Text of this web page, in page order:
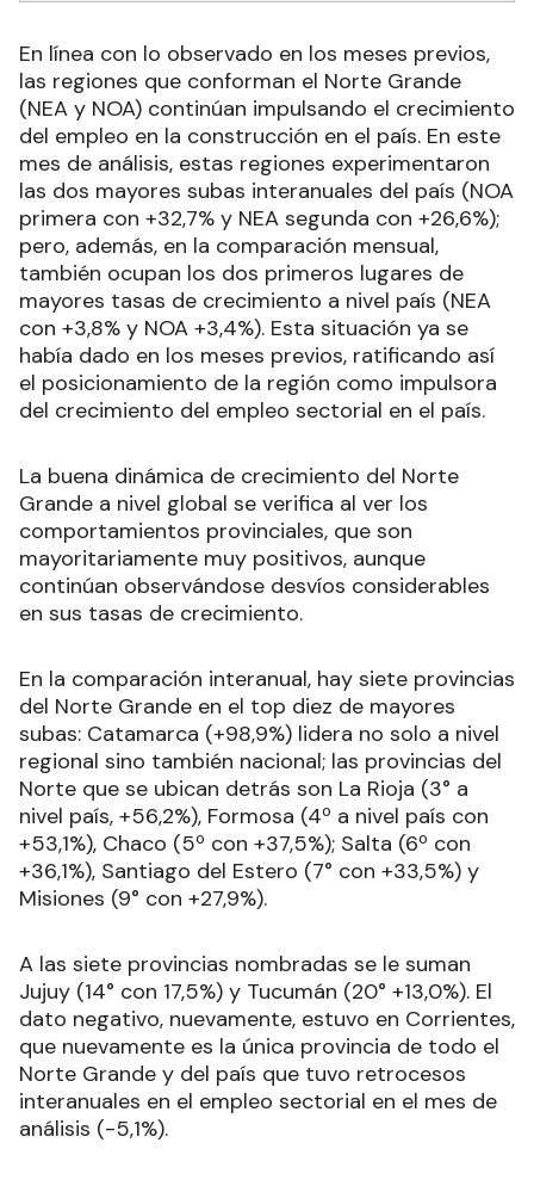
En línea con lo observado en los meses previos,
las regiones que conforman el Norte Grande
(NEA y NOA) continúan impulsando el crecimiento
del empleo en la construcción en el país. En este
mes de análisis, estas regiones experimentaron
las dos mayores subas interanuales del país (NOA
primera con +32,7% y NEA segunda con +26,6%);
pero, además, en la comparación mensual,
también ocupan los dos primeros lugares de
mayores tasas de crecimiento a nivel país (NEA
con +3,8% y NOA +3,4%). Esta situación ya se
había dado en los meses previos, ratificando así
el posicionamiento de la región como impulsora
del crecimiento del empleo sectorial en el país.
La buena dinámica de crecimiento del Norte
Grande a nivel global se verifica al ver los
comportamientos provinciales, que son
mayoritariamente muy positivos, aunque
continúan observándose desvíos considerables
en sus tasas de crecimiento.
En la comparación interanual, hay siete provincias
del Norte Grande en el top diez de mayores
subas: Catamarca (+98,9%) lidera no solo a nivel
regional sino también nacional; las provincias del
Norte que se ubican detrás son La Rioja (3° a
nivel país, +56,2%), Formosa (4º a nivel país con
+53,1%), Chaco (5º con +37,5%); Salta (6º con
+36,1%), Santiago del Estero (7° con +33,5%) y
Misiones (9° con +27,9%).
A las siete provincias nombradas se le suman
Jujuy (14° con 17,5%) y Tucumán (20° +13,0%). El
dato negativo, nuevamente, estuvo en Corrientes,
que nuevamente es la única provincia de todo el
Norte Grande y del país que tuvo retrocesos
interanuales en el empleo sectorial en el mes de
análisis (-5,1%).